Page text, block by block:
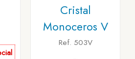
Cristal
Monoceros V
Ref. 503V